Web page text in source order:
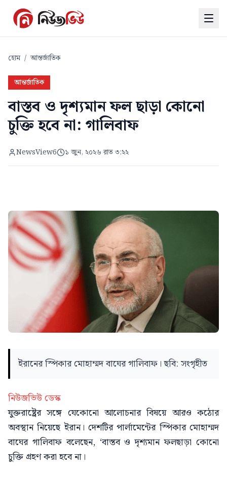
হোম / আন্তর্জাতিক
আন্তর্জাতিক
বাস্তব ও দৃশ্যমান ফল ছাড়া কোনো
চুক্তি হবে না: গালিবাফ
NewsView6 ১ জুন, ২০২৬ রাত ৩:২২
ইরানের স্পিকার মোহাম্মদ বাঘের গালিবাফ। ছবি: সংগৃহীত
নিউজভিউ ডেস্ক
যুক্তরাষ্ট্রের সঙ্গে যেকোনো আলোচনার বিষয়ে আরও কঠোর
অবস্থান নিয়েছে ইরান। দেশটির পার্লামেন্টের স্পিকার মোহাম্মদ
বাঘের গালিবাফ বলেছেন, ‘বাস্তব ও দৃশ্যমান ফলছাড়া কোনো
চুক্তি গ্রহণ করা হবে না।